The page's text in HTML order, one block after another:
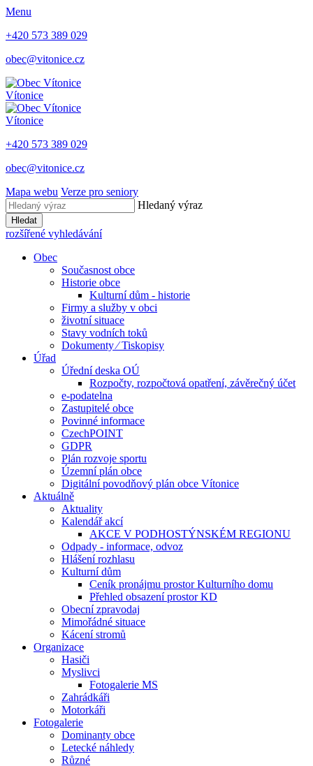
Menu
+420 573 389 029
obec@vitonice.cz
Vítonice
Vítonice
+420 573 389 029
obec@vitonice.cz
Mapa webu Verze pro seniory
Hledaný výraz
Hledat
rozšířené vyhledávání
Obec
Současnost obce
Historie obce
Kulturní dům - historie
Firmy a služby v obci
životní situace
Stavy vodních toků
Dokumenty ⁄ Tiskopisy
Úřad
Úřední deska OÚ
Rozpočty, rozpočtová opatření, závěrečný účet
e-podatelna
Zastupitelé obce
Povinné informace
CzechPOINT
GDPR
Plán rozvoje sportu
Územní plán obce
Digitální povodňový plán obce Vítonice
Aktuálně
Aktuality
Kalendář akcí
AKCE V PODHOSTÝNSKÉM REGIONU
Odpady - informace, odvoz
Hlášení rozhlasu
Kulturní dům
Ceník pronájmu prostor Kulturního domu
Přehled obsazení prostor KD
Obecní zpravodaj
Mimořádné situace
Kácení stromů
Organizace
Hasiči
Myslivci
Fotogalerie MS
Zahrádkáři
Motorkáři
Fotogalerie
Dominanty obce
Letecké náhledy
Různé